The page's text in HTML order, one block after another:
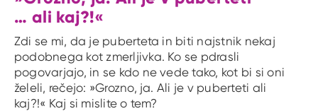
… ali kaj?!«
Zdi se mi, da je puberteta in biti najstnik nekaj
podobnega kot zmerljivka. Ko se pdrasli
pogovarjajo, in se kdo ne vede tako, kot bi si oni
želeli, rečejo: »Grozno, ja. Ali je v puberteti ali
kaj?!« Kaj si mislite o tem?